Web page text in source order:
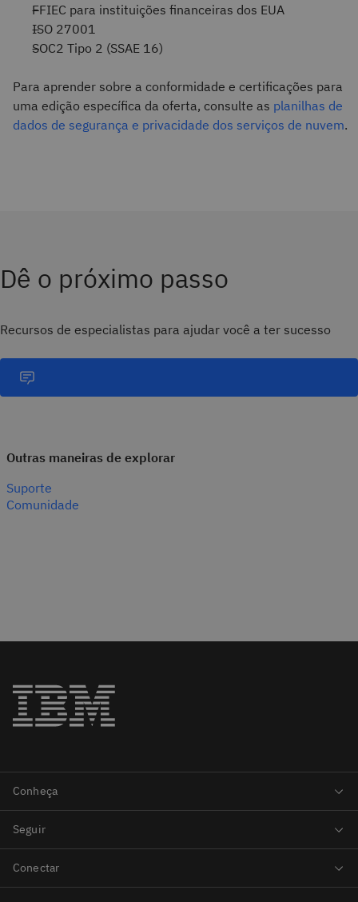
FFIEC para instituições financeiras dos EUA
ISO 27001
SOC2 Tipo 2 (SSAE 16)
Para aprender sobre a conformidade e certificações para
uma edição específica da oferta, consulte as planilhas de
dados de segurança e privacidade dos serviços de nuvem.
Dê o próximo passo
Recursos de especialistas para ajudar você a ter sucesso
Outras maneiras de explorar
Suporte
Comunidade